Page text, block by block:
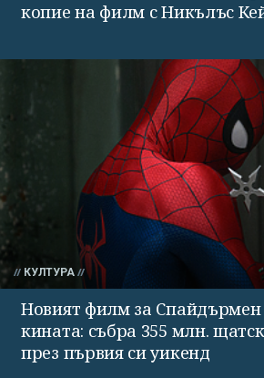
копие на филм с Никълъс
КУЛТУРА
Новият филм за Спайдърмен
кината: събра 355 млн.
през първия си уикенд